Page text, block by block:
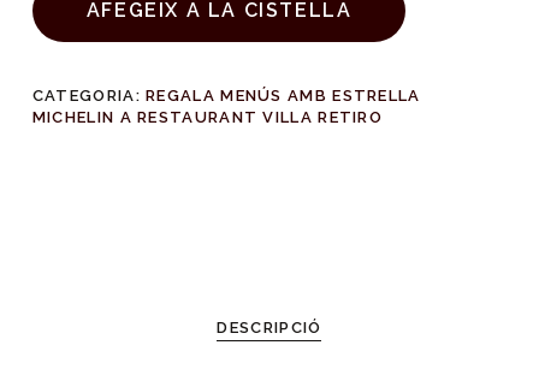
AFEGEIX A LA CISTELLA
CATEGORIA:REGALA MENÚS AMB ESTRELLA
MICHELIN A RESTAURANT VILLA RETIRO
DESCRIPCIÓ